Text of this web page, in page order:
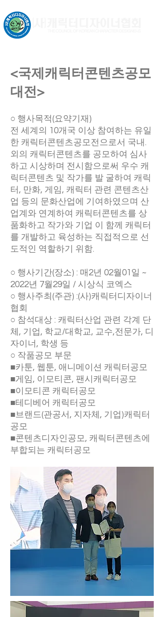
<국제캐릭터콘텐츠공모
대전>
○ 행사목적(요약기재)
전 세계의 10개국 이상 참여하는 유일
한 캐릭터콘텐츠공모전으로서 국내.
외의 캐릭터콘텐츠를 공모하여 심사
하고 시상하며 전시함으로써 우수 캐
릭터콘텐츠 및 작가를 발 굴하여 캐릭
터, 만화, 게임, 캐릭터 관련 콘텐츠산
업 등의 문화산업에 기여하였으며 산
업계와 연계하여 캐릭터콘텐츠를 상
품화하고 작가와 기업 이 함께 캐릭터
를 개발하고 육성하는 직접적으로 선
도적인 역할하기 위함.
○ 행사기간(장소) : 매2년 02월01일 ~
2022년 7월29일 / 시상식 코엑스
○ 행사주최(주관) :(사)캐릭터디자이너
협회
○ 참석대상 : 캐릭터산업 관련 각계 단
체, 기업, 학교/대학교, 교수,전문가, 디
자이너, 학생 등
○ 작품공모 부문
■카툰, 웹툰, 애니메이션 캐릭터공모
■게임, 이모티콘, 팬시캐릭터공모
■이모티콘 캐릭터공모
■테디베어 캐릭터공모
■브랜드(관공서, 지자체, 기업)캐릭터
공모
■콘텐츠디자인공모, 캐릭터콘텐츠에
부합되는 캐릭터공모